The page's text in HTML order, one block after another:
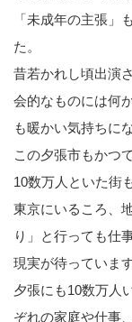
「未成年の主張」
た。
昔若かれし頃出演
会的なものには何
も暖かい気持ちに
この夕張市もかつ
10数万人といた街
東京にいるころ、
り」と行っても仕
現実が待っています
夕張にも10数万人
ぞれの家庭や仕事